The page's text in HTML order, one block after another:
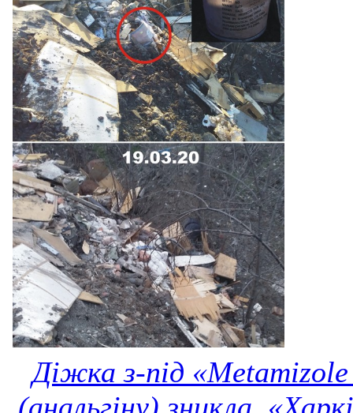
Діжка з-під
(анальгіну) зникла.